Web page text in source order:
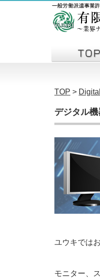
TOP >
デジタル
ユウキでは
モニター、